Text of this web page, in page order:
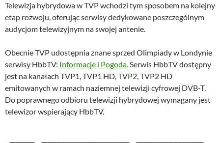
Telewizja hybrydowa w TVP wchodzi tym sposobem na kolejny
etap rozwoju, oferując serwisy dedykowane poszczególnym
audycjom telewizyjnym na swojej antenie.
Obecnie TVP udostępnia znane sprzed Olimpiady w Londynie
serwisy HbbTV: Informacje i Pogoda.Serwis HbbTV dostępny
jest na kanałach TVP1, TVP1 HD, TVP2, TVP2 HD
emitowanych w ramach naziemnej telewizji cyfrowej DVB-T.
Do poprawnego odbioru telewizji hybrydowej wymagany jest
telewizor wspierający HbbTV.